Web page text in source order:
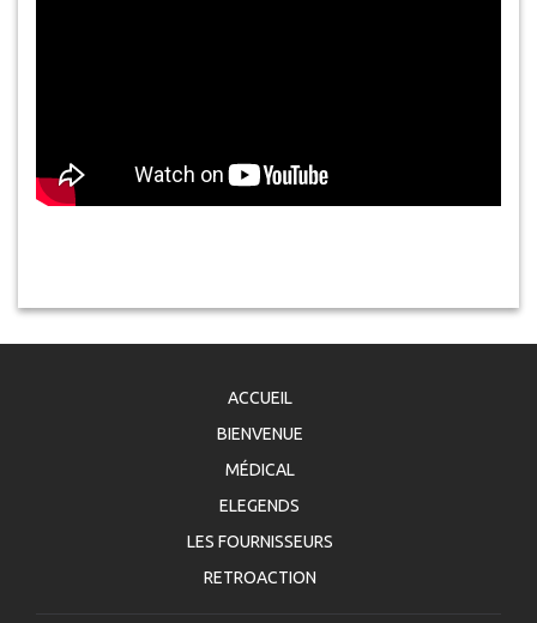
ACCUEIL
BIENVENUE
MÉDICAL
ELEGENDS
LES FOURNISSEURS
RETROACTION